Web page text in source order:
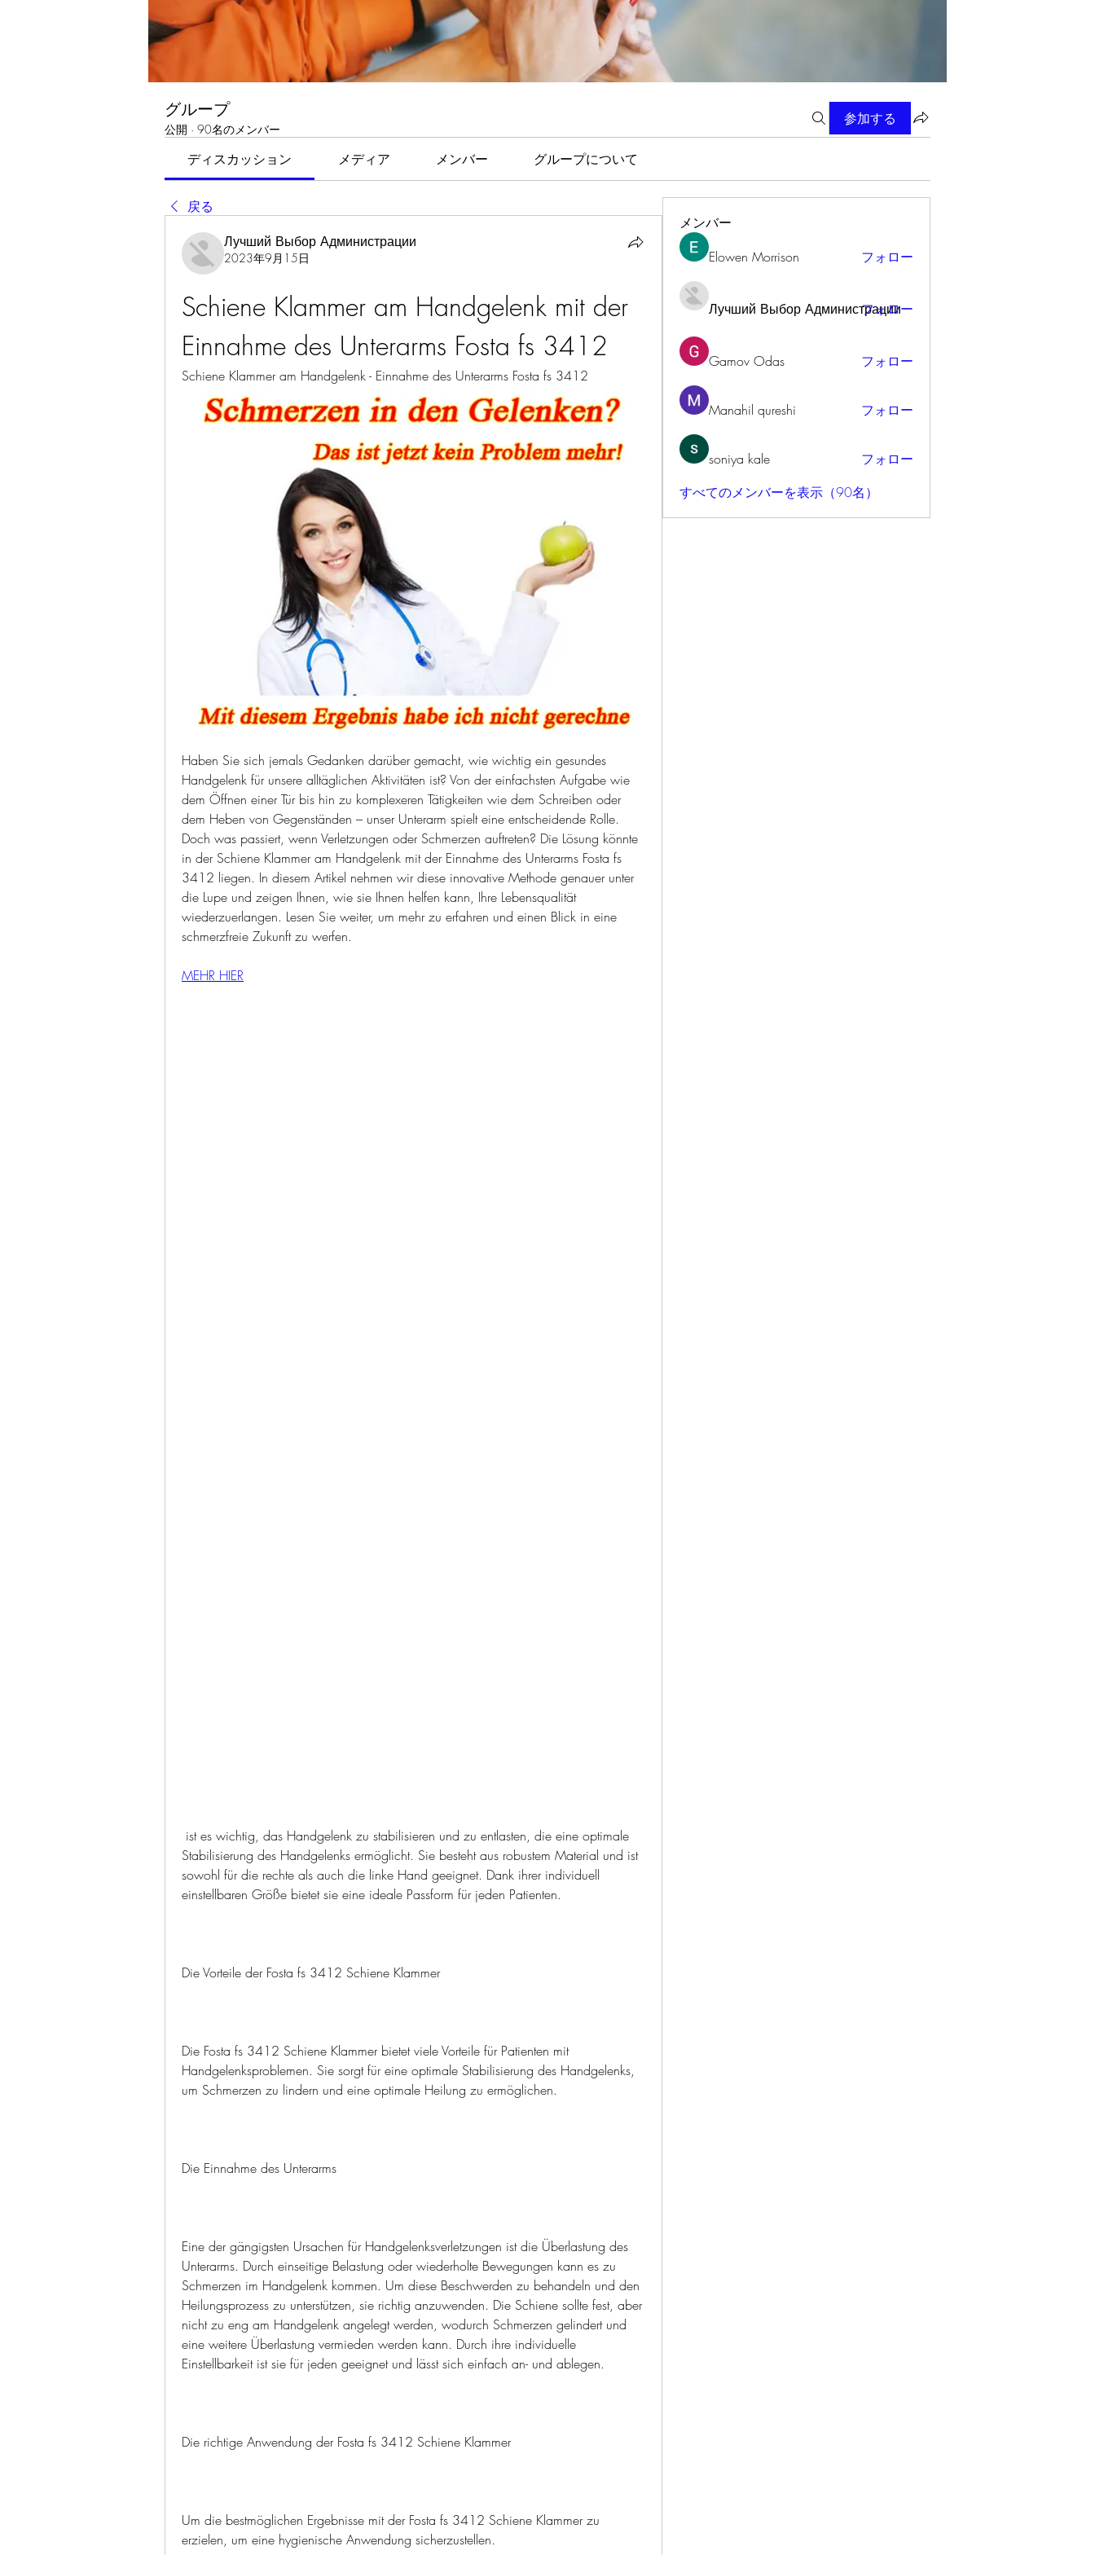
グループ
公開 · 90名のメンバー
参加する
ディスカッション メディア メンバー グループについて
戻る
Лучший Выбор Администрации
2023年9月15日
Schiene Klammer am Handgelenk mit der
Einnahme des Unterarms Fosta fs 3412
Schiene Klammer am Handgelenk - Einnahme des Unterarms Fosta fs 3412
Haben Sie sich jemals Gedanken darüber gemacht, wie wichtig ein gesundes
Handgelenk für unsere alltäglichen Aktivitäten ist? Von der einfachsten Aufgabe wie
dem Öffnen einer Tür bis hin zu komplexeren Tätigkeiten wie dem Schreiben oder
dem Heben von Gegenständen – unser Unterarm spielt eine entscheidende Rolle.
Doch was passiert, wenn Verletzungen oder Schmerzen auftreten? Die Lösung könnte
in der Schiene Klammer am Handgelenk mit der Einnahme des Unterarms Fosta fs
3412 liegen. In diesem Artikel nehmen wir diese innovative Methode genauer unter
die Lupe und zeigen Ihnen, wie sie Ihnen helfen kann, Ihre Lebensqualität
wiederzuerlangen. Lesen Sie weiter, um mehr zu erfahren und einen Blick in eine
schmerzfreie Zukunft zu werfen.
MEHR HIER
Stabilisierung des Handgelenks ermöglicht. Sie besteht aus robustem Material und ist
sowohl für die rechte als auch die linke Hand geeignet. Dank ihrer individuell
einstellbaren Größe bietet sie eine ideale Passform für jeden Patienten.
Die Vorteile der Fosta fs 3412 Schiene Klammer
Die Fosta fs 3412 Schiene Klammer bietet viele Vorteile für Patienten mit
Handgelenksproblemen. Sie sorgt für eine optimale Stabilisierung des Handgelenks,
um Schmerzen zu lindern und eine optimale Heilung zu ermöglichen.
Die Einnahme des Unterarms
Eine der gängigsten Ursachen für Handgelenksverletzungen ist die Überlastung des
Unterarms. Durch einseitige Belastung oder wiederholte Bewegungen kann es zu
Schmerzen im Handgelenk kommen. Um diese Beschwerden zu behandeln und den
Heilungsprozess zu unterstützen, sie richtig anzuwenden. Die Schiene sollte fest, aber
nicht zu eng am Handgelenk angelegt werden, wodurch Schmerzen gelindert und
eine weitere Überlastung vermieden werden kann. Durch ihre individuelle
Einstellbarkeit ist sie für jeden geeignet und lässt sich einfach an- und ablegen.
Die richtige Anwendung der Fosta fs 3412 Schiene Klammer
Um die bestmöglichen Ergebnisse mit der Fosta fs 3412 Schiene Klammer zu
erzielen, um eine hygienische Anwendung sicherzustellen.
メンバー
Elowen Morrison フォロー
Лучший Выбор Администрации
フォロー
Gamov Odas フォロー
Manahil qureshi フォロー
soniya kale
フォロー
すべてのメンバーを表示（90名）